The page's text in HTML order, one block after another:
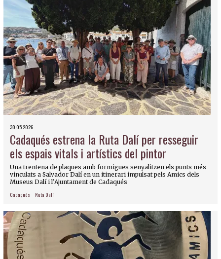
30.05.2026
Cadaqués estrena la Ruta Dalí per resseguir
els espais vitals i artístics del pintor
Una trentena de plaques amb formigues senyalitzen els punts més
vinculats a Salvador Dalí en un itinerari impulsat pels Amics dels
Museus Dalí i l’Ajuntament de Cadaqués
Cadaqués Ruta Dalí